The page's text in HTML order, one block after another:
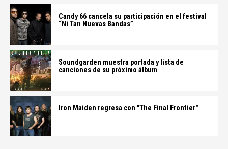
Candy 66 cancela su participación en el festival
“Ni Tan Nuevas Bandas”
Soundgarden muestra portada y lista de
canciones de su próximo álbum
Iron Maiden regresa con "The Final Frontier"